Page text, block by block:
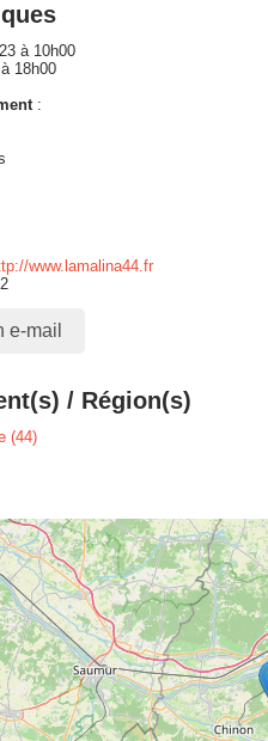
à 10h00
18h00
:
www.lamalina44.fr
e-mail
/ Région(s)
(44)